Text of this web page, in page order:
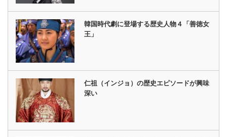
韓国時代劇に登場する歴史人物４「善徳女
王」
仁祖（インジョ）の歴史エピソードが興味
深い